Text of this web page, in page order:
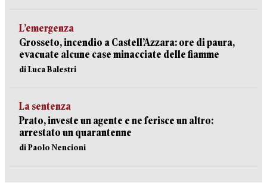
L’emergenza
Grosseto, incendio a Castell’Azzara: ore di paura,
evacuate alcune case minacciate delle fiamme
di Luca Balestri
La sentenza
Prato, investe un agente e ne ferisce un altro:
arrestato un quarantenne
di Paolo Nencioni